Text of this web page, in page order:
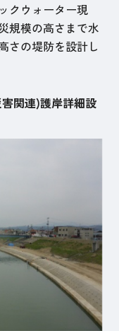
クウォーター現
規模の高さまで水
さの堤防を設計し
関連)護岸詳細設